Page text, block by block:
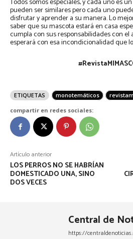
Todos somos especiales, y cada uno es
pueden ser similares pero cada uno
disfrutar y aprender a su manera. Lo
saber que su mascota estará en casa
cumpla con sus responsabilidades con el
esperará con esa incondicionalidad que
ETIQUETAS monotemáticos
compartir en redes sociales:
Artículo anterior
LOS PERROS NO SE HABRÍAN
DOMESTICADO UNA, SINO
DOS VECES
Central de
https://